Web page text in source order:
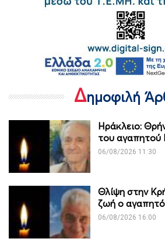
Δημοφιλή
Ηράκλειο:
του αγαπητού
06/08/2026 11:30
Θλίψη στην
ζωή ο
06/08/2026 16:00